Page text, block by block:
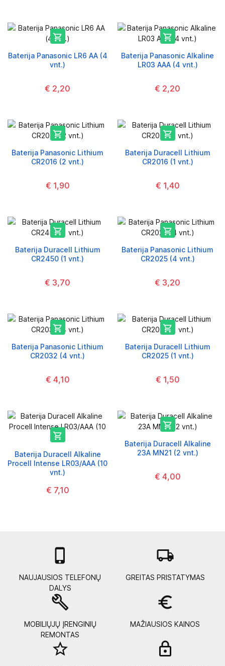

Baterija Panasonic LR6 AA (4
vnt.)
€ 2,20

Baterija Panasonic Alkaline
LR03 AAA (4 vnt.)
€ 2,20

Baterija Panasonic Lithium
CR2016 (2 vnt.)
€ 1,90

Baterija Duracell Lithium
CR2016 (1 vnt.)
€ 1,40

Baterija Duracell Lithium
CR2450 (1 vnt.)
€ 3,70

Baterija Panasonic Lithium
CR2025 (4 vnt.)
€ 3,20

Baterija Panasonic Lithium
CR2032 (4 vnt.)
€ 4,10

Baterija Duracell Lithium
CR2025 (1 vnt.)
€ 1,50

Baterija Duracell Alkaline
Procell Intense LR03/AAA (10
vnt.)
€ 7,10

Baterija Duracell Alkaline
23A MN21 (2 vnt.)
€ 4,00

NAUJAUSIOS TELEFONŲ
DALYS
local_shipping
GREITAS PRISTATYMAS
build
MOBILIŲJŲ ĮRENGINIŲ
REMONTAS
euro_symbol
MAŽIAUSIOS KAINOS
star_border